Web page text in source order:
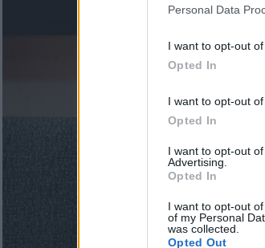
Personal Data
I want to opt-out
Opted In
I want to opt-out
Opted In
I want to opt-out
Advertising.
Opted In
I want to opt-out
of my Personal
was collected.
Opted Out